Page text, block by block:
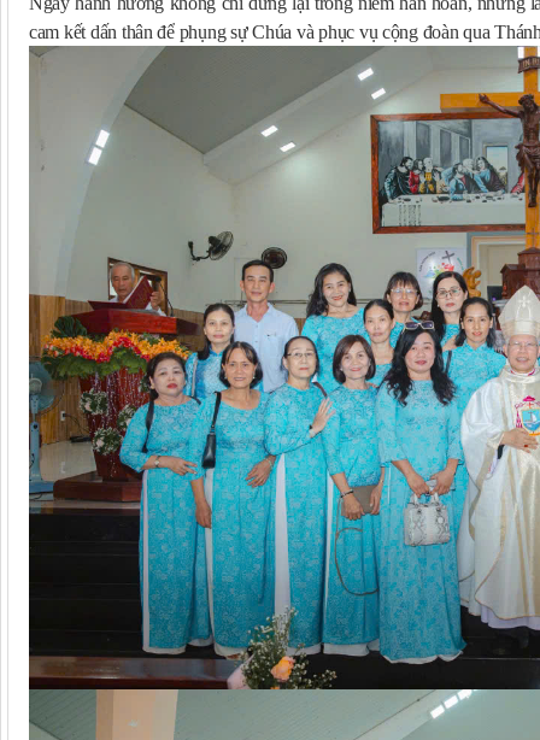
cam kết dấn thân để phụng sự Chúa và phục vụ cộng đoàn qua